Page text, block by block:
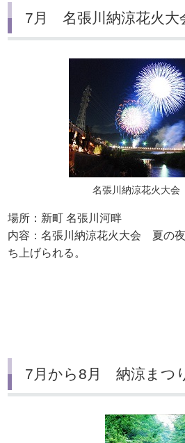
7月 名張川納涼花火大
名張川納涼花火大会
場所：新町 名張川河畔
内容：名張川納涼花火大会 夏の
ち上げられる。
7月から8月 納涼まつ